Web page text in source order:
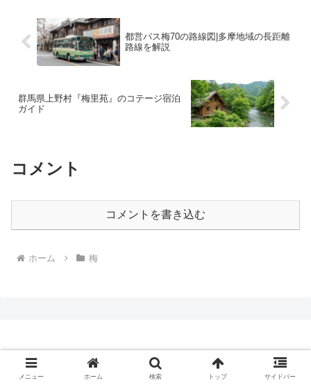
都営バス梅70の路線図|多摩地域の長距離
路線を解説
群馬県上野村『梅里苑』のコテージ宿泊
ガイド
コメント
コメントを書き込む
ホーム 梅
日常ブログ
お問い合せ プライバシーポリシー
メニュー ホーム 検索 トップ サイドバー